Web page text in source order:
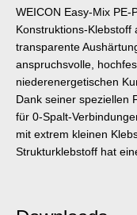
WEICON Easy-Mix PE-
Konstruktions-Klebstoff
transparente
anspruchsvolle,
niederenergetischen
Dank seiner speziellen
für 0-Spalt-
mit extrem kleinen
Strukturklebstoff hat
chemikalienbeständig